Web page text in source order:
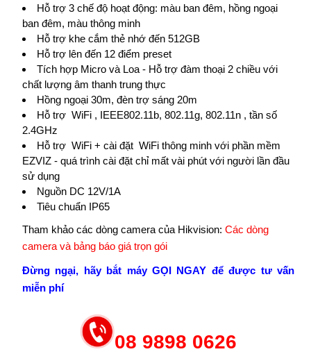
Hỗ trợ 3 chế độ hoạt động: màu ban đêm, hồng ngoại
ban đêm, màu thông minh
Hỗ trợ khe cắm thẻ nhớ đến 512GB
Hỗ trợ lên đến 12 điểm preset
Tích hợp Micro và Loa - Hỗ trợ đàm thoại 2 chiều với
chất lượng âm thanh trung thực
Hồng ngoại 30m, đèn trợ sáng 20m
Hỗ trợ WiFi , IEEE802.11b, 802.11g, 802.11n , tần số
2.4GHz
Hỗ trợ WiFi + cài đặt WiFi thông minh với phần mềm
EZVIZ - quá trình cài đặt chỉ mất vài phút với người lần đầu
sử dụng
Nguồn DC 12V/1A
Tiêu chuẩn IP65
Tham khảo các dòng camera của Hikvision: Các dòng
camera và bảng báo giá trọn gói
Đừng ngại, hãy bắt máy GỌI NGAY để được tư vấn
miễn phí
08 9898 0626